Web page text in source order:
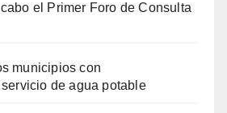
el Primer Foro de Consulta
municipios con
de agua potable